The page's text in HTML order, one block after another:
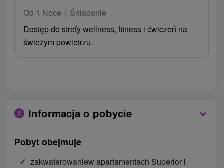
Od 1 Noce
Śniadanie
Dostęp do strefy wellness, fitness i ćwiczeń na
świeżym powietrzu.
Informacja o pobycie
Pobyt obejmuje
zakwaterowaniew apartamentach Superior i